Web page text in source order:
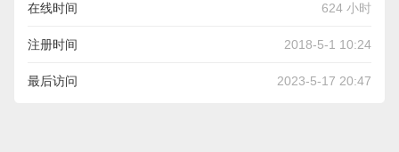
在线时间 624 小时
注册时间 2018-5-1 10:24
最后访问 2023-5-17 20:47